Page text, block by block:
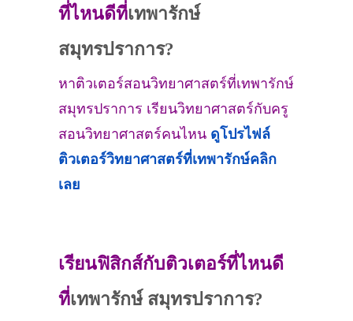
ที่ไหนดีที่เทพารักษ์
สมุทรปราการ?
หาติวเตอร์สอนวิทยาศาสตร์ที่เทพารักษ์
สมุทรปราการ เรียนวิทยาศาสตร์กับครู
สอนวิทยาศาสตร์คนไหน ดูโปรไฟล์
ติวเตอร์วิทยาศาสตร์ที่เทพารักษ์คลิก
เลย
เรียนฟิสิกส์กับติวเตอร์ที่ไหนดี
ที่เทพารักษ์ สมุทรปราการ?